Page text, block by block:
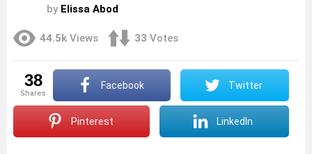
by Elissa Abod
44.5k Views 33 Votes
38
shares
Facebook Twitter
Pinterest LinkedIn